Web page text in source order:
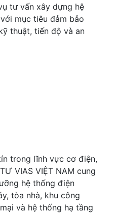
tư vấn xây dựng hệ
mục tiêu đảm bảo
thuật, tiến độ và an
trong lĩnh vực cơ điện,
VIAS VIỆT NAM cung
hệ thống điện
tòa nhà, khu công
và hệ thống hạ tầng